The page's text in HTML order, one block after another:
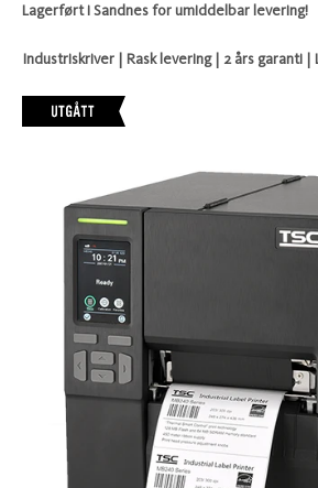
Lagerført i Sandnes for umiddelbar levering!
Industriskriver | Rask levering | 2 års garanti |